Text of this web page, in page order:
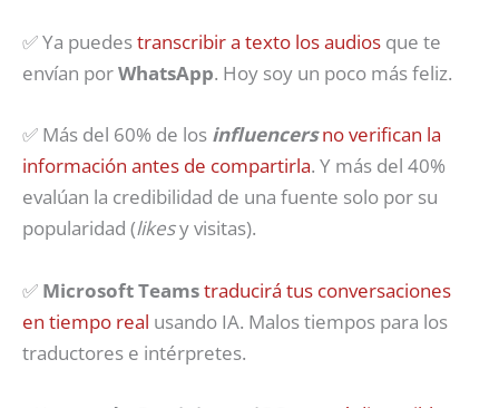
✅ Ya puedestranscribir a texto los audios que te
envían porWhatsApp. Hoy soy un poco más feliz.
✅ Más del 60% de los influencersno verifican la
información antes de compartirla. Y más del 40%
evalúan la credibilidad de una fuente solo por su
popularidad (likesy visitas).
✅ Microsoft Teamstraducirá tus conversaciones
en tiempo real usando IA. Malos tiempos para los
traductores e intérpretes.